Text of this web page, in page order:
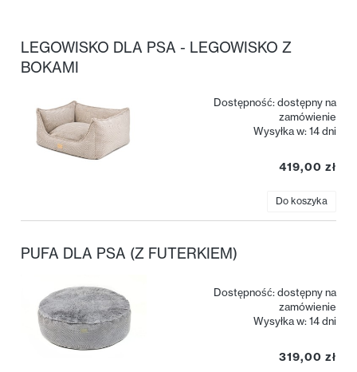
LEGOWISKO DLA PSA - LEGOWISKO Z
BOKAMI
Dostępność:dostępny na
zamówienie
Wysyłka w:14 dni
419,00 zł
Do koszyka
PUFA DLA PSA (Z FUTERKIEM)
Dostępność:dostępny na
zamówienie
Wysyłka w:14 dni
319,00 zł